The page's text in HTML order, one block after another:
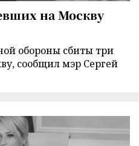
на Москву
обороны сбиты три
сообщил мэр Сергей